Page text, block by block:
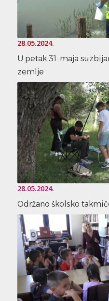
28.05.2024.
U petak 31. maja
zemlje
28.05.2024.
Održano školsko